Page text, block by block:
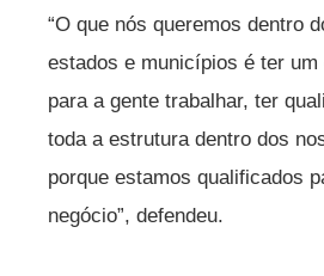
“O que nós queremos dentro
estados e municípios é ter um
para a gente trabalhar, ter
toda a estrutura dentro dos
porque estamos qualificados
negócio”, defendeu.